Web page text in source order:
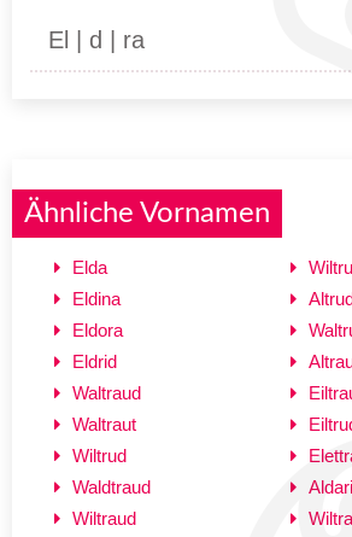
El | d | ra
Ähnliche Vornamen
Elda
Eldina
Eldora
Eldrid
Waltraud
Waltraut
Wiltrud
Waldtraud
Wiltraud